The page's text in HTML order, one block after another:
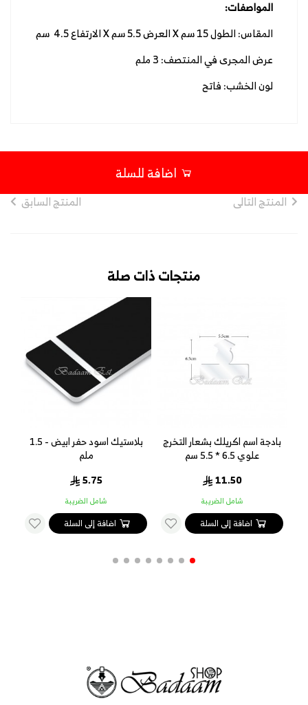
المواصفات:
المقاس: الطول 15 سم X العرض 5.5 سم X الارتفاع 4.5 سم
عرض المجرى في المنتصف: 3 ملم
لون الخشب: فاتح
اضافة للسلة
المنتج التالى المنتج السابق
منتجات ذات صلة
بادجة اسم اكريلك بشعار التخرج
علوي 6.5 * 5.5 سم
11.50
شامل الضريبة
اضافة إلى السلة
بلاستيك اسود حفر ابيض - 1.5
ملم
5.75
شامل الضريبة
اضافة إلى السلة